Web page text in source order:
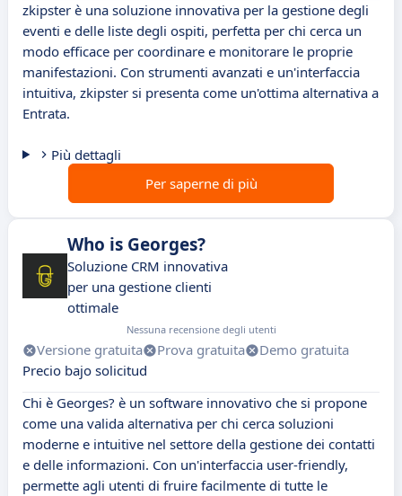
zkipster è una soluzione innovativa per la gestione degli
eventi e delle liste degli ospiti, perfetta per chi cerca un
modo efficace per coordinare e monitorare le proprie
manifestazioni. Con strumenti avanzati e un'interfaccia
intuitiva, zkipster si presenta come un'ottima alternativa a
Entrata.
Più dettagli
Per saperne di più
Who is Georges?
Soluzione CRM innovativa
per una gestione clienti
ottimale
Nessuna recensione degli utenti
Versione gratuita Prova gratuita
Demo gratuita
Precio bajo solicitud
Chi è Georges? è un software innovativo che si propone
come una valida alternativa per chi cerca soluzioni
moderne e intuitive nel settore della gestione dei contatti
e delle informazioni. Con un'interfaccia user-friendly,
permette agli utenti di fruire facilmente di tutte le